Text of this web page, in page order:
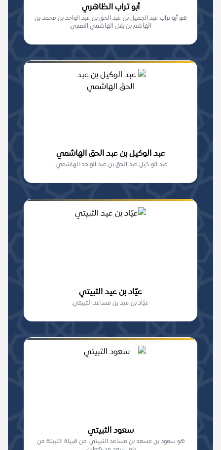
أبو تراب الظاهري
هو أبو تراب عبد الجميل بن عبد الحق بن عبد الواحد بن محمد بن
الهاشم بن بلال الهاشمي العمري.
عبد الوكيل بن عبد الحق الهاشمي
عبد الو كيل عبد الحق بن عبد الواحد الهاشمي .
عيّاد بن عيد الثبيتي
عيّاد بن عيد بن مساعد الثبيتي.
سعود الثبيتي
هو سعود بن مسعد بن مساعد الثبيتي، من قبيلة الثبيتة من